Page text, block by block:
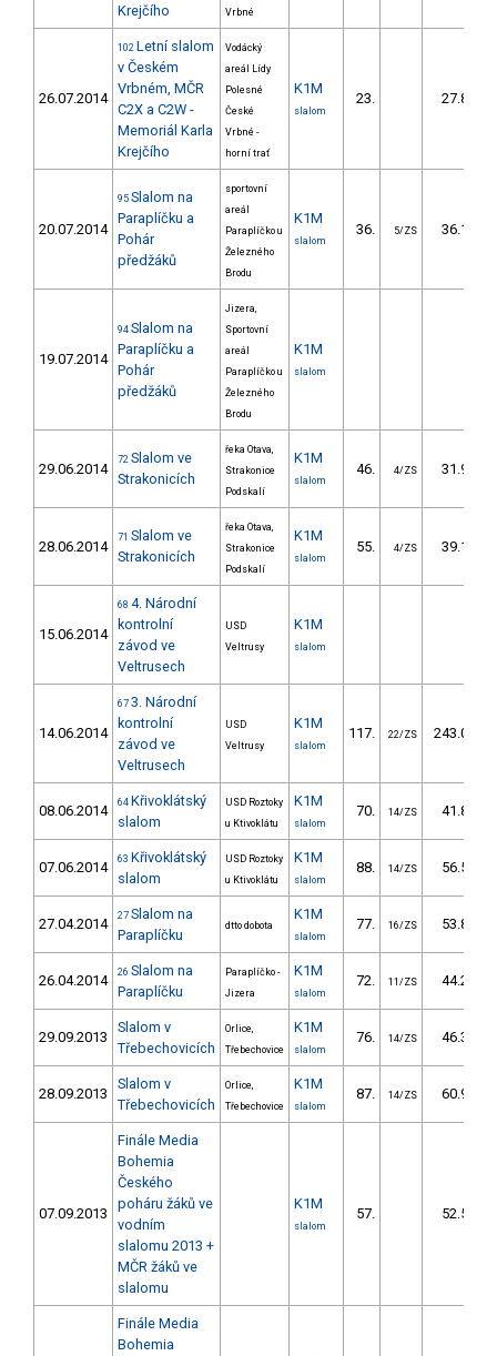
Krejčího Vrbné
26.07.2014
102 Letní slalom
v Českém
Vrbném, MČR
C2X a C2W -
Memoriál Karla
Krejčího
Vodácký
areál Lídy
Polesné
České
Vrbné -
horní trať
K1M
slalom
23. 27.81
20.07.2014
95 Slalom na
Paraplíčku a
Pohár
předžáků
sportovní
areál
Paraplíčko u
Železného
Brodu
K1M
slalom
36. 5/ZS 36.10
19.07.2014
94 Slalom na
Paraplíčku a
Pohár
předžáků
Jizera,
Sportovní
areál
Paraplíčko u
Železného
Brodu
K1M
slalom
29.06.2014
72 Slalom ve
Strakonicích
řeka Otava,
Strakonice
Podskalí
K1M
slalom
46. 4/ZS 31.91
28.06.2014
71 Slalom ve
Strakonicích
řeka Otava,
Strakonice
Podskalí
K1M
slalom
55. 4/ZS 39.16
15.06.2014
68 4. Národní
kontrolní
závod ve
Veltrusech
USD
Veltrusy
K1M
slalom
14.06.2014
67 3. Národní
kontrolní
závod ve
Veltrusech
USD
Veltrusy
K1M
slalom
117. 22/ZS 243.00
08.06.2014 64 Křivoklátský
slalom
USD Roztoky
u Ktivoklátu
K1M
slalom
70. 14/ZS 41.84
07.06.2014 63 Křivoklátský
slalom
USD Roztoky
u Ktivoklátu
K1M
slalom
88. 14/ZS 56.50
27.04.2014 27 Slalom na
Paraplíčku
dtto dobota
K1M
slalom
77. 16/ZS 53.80
26.04.2014 26 Slalom na
Paraplíčku
Paraplíčko -
Jizera
K1M
slalom
72. 11/ZS 44.20
29.09.2013
Slalom v
Třebechovicích
Orlice,
Třebechovice
K1M
slalom
76. 14/ZS 46.30
28.09.2013
Slalom v
Třebechovicích
Orlice,
Třebechovice
K1M
slalom
87. 14/ZS 60.90
07.09.2013
Finále Media
Bohemia
Českého
poháru žáků ve
vodním
slalomu 2013 +
MČR žáků ve
slalomu
K1M
slalom
57. 52.55
Finále Media
Bohemia